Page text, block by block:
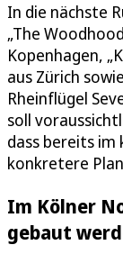
In die nächste
„The
Kopenhagen,
aus Zürich
Rheinflügel
soll
dass bereits im
konkretere
Im Kölner
gebaut